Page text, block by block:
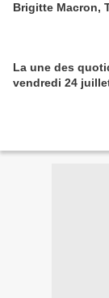
Brigitte Macron,
La une des
vendredi 24